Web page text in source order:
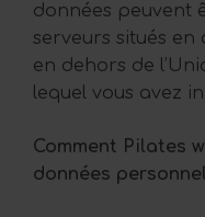
données peuvent
serveurs situés en
en dehors de
lequel vous avez
Comment Pilates
données